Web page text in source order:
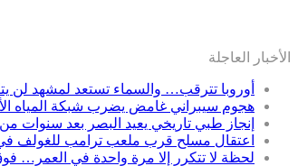
الأخبار العاجلة
أوروبا تترقب… والسماء تستعد لمشهد لن
هجوم سيبراني غامض يضرب شبكة المياه
إنجاز طبي تاريخي يعيد البصر بعد سنوات
اعتقال مسلح قرب ملعب ترامب للغولف في
لحظة لا تتكرر إلا مرة واحدة في العمر…